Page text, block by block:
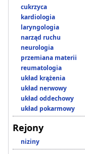
cukrzyca
kardiologia
laryngologia
narząd ruchu
neurologia
przemiana materii
reumatologia
układ krążenia
układ nerwowy
układ oddechowy
układ pokarmowy
Rejony
niziny